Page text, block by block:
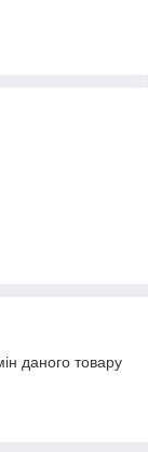
даного товару